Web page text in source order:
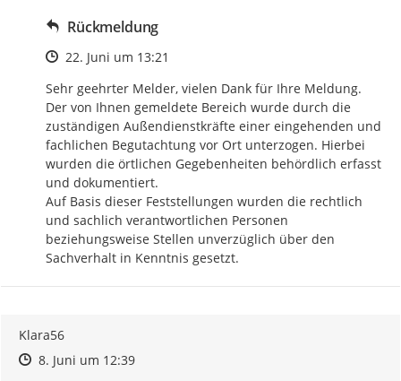
Rückmeldung
Zeitpunkt des Erstellens
22. Juni um 13:21
Sehr geehrter Melder, vielen Dank für Ihre Meldung.
Der von Ihnen gemeldete Bereich wurde durch die
zuständigen Außendienstkräfte einer eingehenden und
fachlichen Begutachtung vor Ort unterzogen. Hierbei
wurden die örtlichen Gegebenheiten behördlich erfasst
und dokumentiert.
Auf Basis dieser Feststellungen wurden die rechtlich
und sachlich verantwortlichen Personen
beziehungsweise Stellen unverzüglich über den
Sachverhalt in Kenntnis gesetzt.
Klara56
Zeitpunkt des Erstellens
Zeitpunkt des Erstellens
8. Juni um 12:39Zur Äußerung